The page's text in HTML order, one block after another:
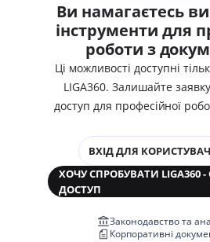
Ви намагаєтесь
інструменти для
роботи з
Ці можливості доступні
LIGA360. Залишайте
доступ для професійної
ВХІД ДЛЯ
ХОЧУ СПРОБУВАТИ LIGA360
ДОСТУП
Законодавство та
Корпоративні